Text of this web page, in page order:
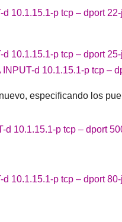
d 10.1.15.1-p tcp – dport
d 10.1.15.1-p tcp – dport
INPUT-d 10.1.15.1-p tcp –
especificando los
d 10.1.15.1-p tcp – dport
d 10.1.15.1-p tcp – dport